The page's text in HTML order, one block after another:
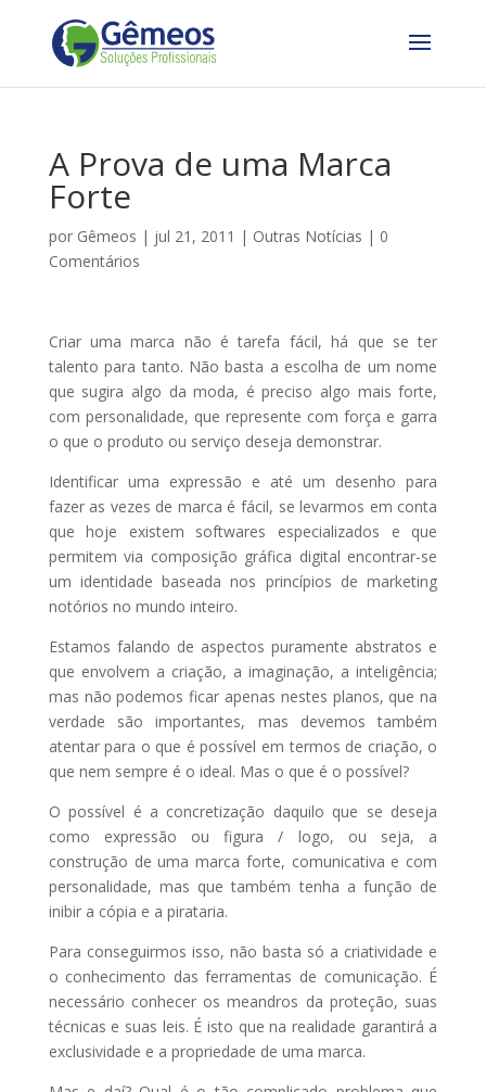
A Prova de uma Marca
Forte
por Gêmeos | jul 21, 2011 | Outras Notícias | 0
Comentários
Criar uma marca não é tarefa fácil, há que se ter
talento para tanto. Não basta a escolha de um nome
que sugira algo da moda, é preciso algo mais forte,
com personalidade, que represente com força e garra
o que o produto ou serviço deseja demonstrar.
Identificar uma expressão e até um desenho para
fazer as vezes de marca é fácil, se levarmos em conta
que hoje existem softwares especializados e que
permitem via composição gráfica digital encontrar-se
um identidade baseada nos princípios de marketing
notórios no mundo inteiro.
Estamos falando de aspectos puramente abstratos e
que envolvem a criação, a imaginação, a inteligência;
mas não podemos ficar apenas nestes planos, que na
verdade são importantes, mas devemos também
atentar para o que é possível em termos de criação, o
que nem sempre é o ideal. Mas o que é o possível?
O possível é a concretização daquilo que se deseja
como expressão ou figura / logo, ou seja, a
construção de uma marca forte, comunicativa e com
personalidade, mas que também tenha a função de
inibir a cópia e a pirataria.
Para conseguirmos isso, não basta só a criatividade e
o conhecimento das ferramentas de comunicação. É
necessário conhecer os meandros da proteção, suas
técnicas e suas leis. É isto que na realidade garantirá a
exclusividade e a propriedade de uma marca.